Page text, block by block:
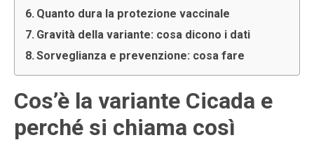
Quanto dura la protezione vaccinale
Gravità della variante: cosa dicono i dati
Sorveglianza e prevenzione: cosa fare
Cos’è la variante Cicada e
perché si chiama così